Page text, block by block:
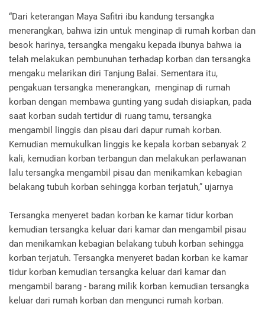
“Dari keterangan Maya Safitri ibu kandung tersangka
menerangkan, bahwa izin untuk menginap di rumah korban dan
besok harinya, tersangka mengaku kepada ibunya bahwa ia
telah melakukan pembunuhan terhadap korban dan tersangka
mengaku melarikan diri Tanjung Balai. Sementara itu,
pengakuan tersangka menerangkan, menginap di rumah
korban dengan membawa gunting yang sudah disiapkan, pada
saat korban sudah tertidur di ruang tamu, tersangka
mengambil linggis dan pisau dari dapur rumah korban.
Kemudian memukulkan linggis ke kepala korban sebanyak 2
kali, kemudian korban terbangun dan melakukan perlawanan
lalu tersangka mengambil pisau dan menikamkan kebagian
belakang tubuh korban sehingga korban terjatuh,” ujarnya
Tersangka menyeret badan korban ke kamar tidur korban
kemudian tersangka keluar dari kamar dan mengambil pisau
dan menikamkan kebagian belakang tubuh korban sehingga
korban terjatuh. Tersangka menyeret badan korban ke kamar
tidur korban kemudian tersangka keluar dari kamar dan
mengambil barang - barang milik korban kemudian tersangka
keluar dari rumah korban dan mengunci rumah korban.